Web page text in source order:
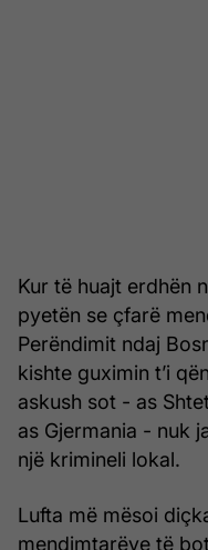
Kur të huajt erdhën
pyetën se çfarë
Perëndimit ndaj
kishte guximin t’i
askush sot - as
as Gjermania - nuk
një krimineli lokal.
Lufta më mësoi
mendimtarëve të